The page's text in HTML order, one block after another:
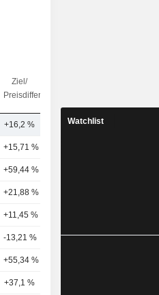
Ziel/
Preisdifferenz
+16,2 %
+15,71 %
+59,44 %
+21,88 %
+11,45 %
-13,21 % 1
+55,34 %
+37,1 %
Watchlist